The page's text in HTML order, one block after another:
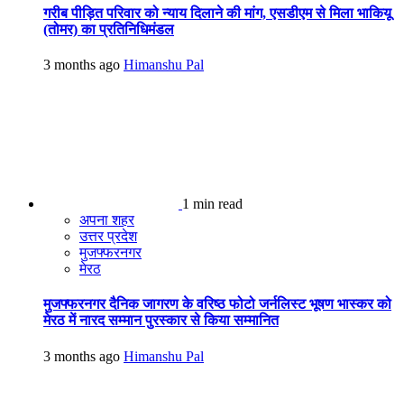
गरीब पीड़ित परिवार को न्याय दिलाने की मांग, एसडीएम से मिला भाकियू
(तोमर) का प्रतिनिधिमंडल
3 months ago Himanshu Pal
1 min read
अपना शहर
उत्तर प्रदेश
मुजफ्फरनगर
मेरठ
मुजफ्फरनगर दैनिक जागरण के वरिष्ठ फोटो जर्नलिस्ट भूषण भास्कर को
मेरठ में नारद सम्मान पुरस्कार से किया सम्मानित
3 months ago Himanshu Pal